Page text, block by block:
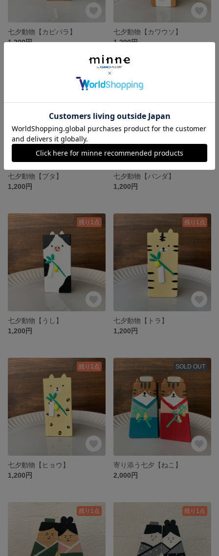
七夕動物【カピバラ】
1,200円
七夕動物【カワウソ】
1,200円
残り1点
七夕動物【ブタ】
1,200円
七夕動物【パンダ】
1,200円
残り1点
七夕動物【うし】
1,200円
残り1点
七夕動物【トラ】
1,200円
残り1点
七夕動物【ヒョウ】
1,200円
SOLD OUT
寄り添う七夕【ねこ】
2,000円
残り1点 残り1点